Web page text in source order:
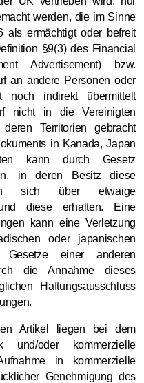
werden, die im Sinne
als ermächtigt oder befreit
§9(3) des Financial
Advertisement) bzw.
an andere Personen oder
noch indirekt übermittelt
nicht in die Vereinigten
Territorien gebracht
in Kanada, Japan
kann durch Gesetz
in deren Besitz diese
sich über etwaige
diese erhalten. Eine
kann eine Verletzung
oder japanischen
Gesetze einer anderen
die Annahme dieses
Haftungsausschluss
Artikel liegen bei dem
und/oder kommerzielle
in kommerzielle
Genehmigung des